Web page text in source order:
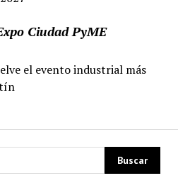
Ciudad PyME
el evento industrial más